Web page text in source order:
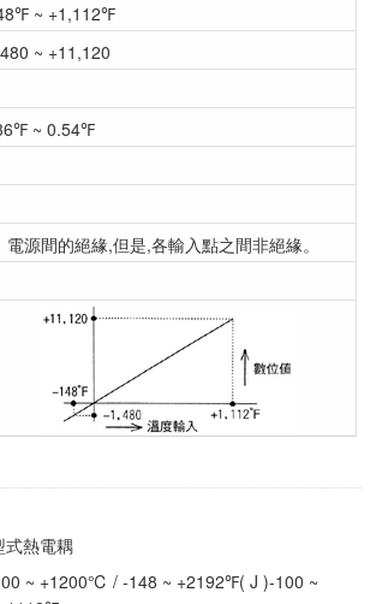
~ +1,112℉
~ +11,120
~ 0.54℉
源間的絕緣,但是,各輸入點之間非絕緣。
式熱電耦
~ +1200℃ / -148 ~ +2192℉( J )-100 ~